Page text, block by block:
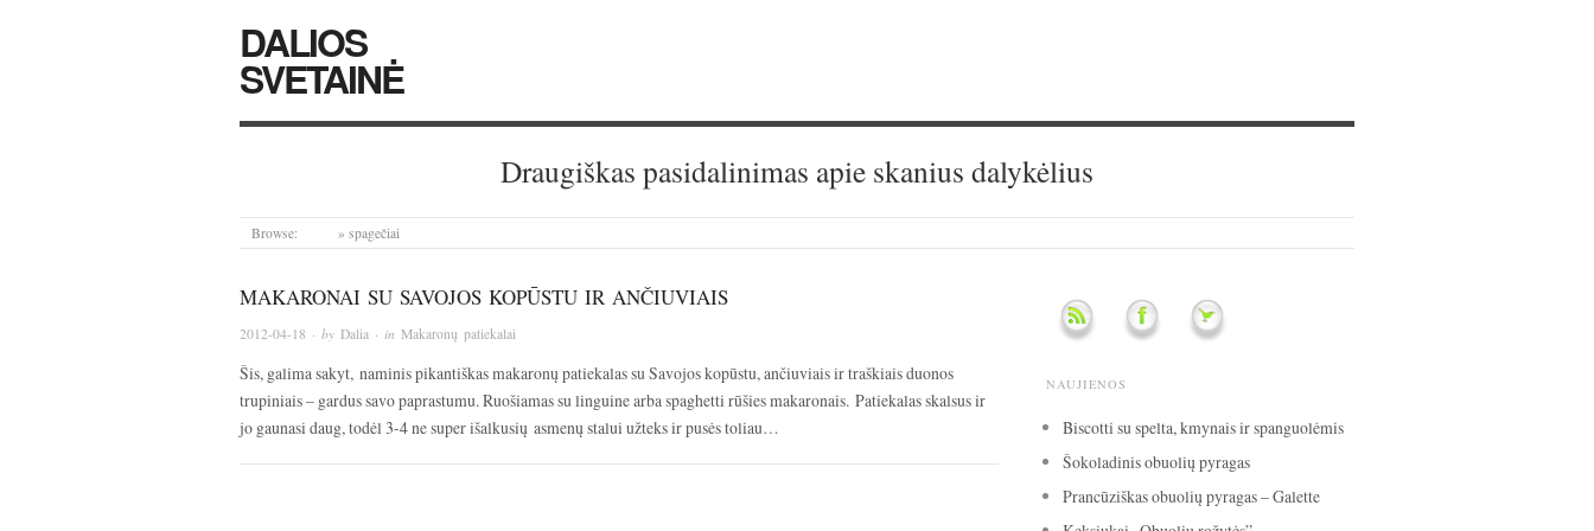
DALIOS
SVETAINĖ
Draugiškas pasidalinimas apie skanius dalykėlius
Browse: » spagečiai
MAKARONAI SU SAVOJOS KOPŪSTU IR ANČIUVIAIS
2012-04-18 · by Dalia · in Makaronų patiekalai
Šis, galima sakyt, naminis pikantiškas makaronų patiekalas su Savojos kopūstu, ančiuviais ir traškiais duonos
trupiniais – gardus savo paprastumu. Ruošiamas su linguine arba spaghetti rūšies makaronais. Patiekalas skalsus ir
jo gaunasi daug, todėl 3-4 ne super išalkusių asmenų stalui užteks ir pusės toliau…
NAUJIENOS
Biscotti su spelta, kmynais ir spanguolėmis
Šokoladinis obuolių pyragas
Prancūziškas obuolių pyragas – Galette